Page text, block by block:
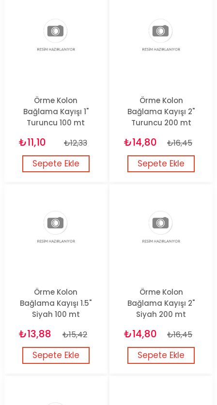
Örme Kolon
Bağlama Kayışı 1"
Turuncu 100 mt
₺11,10 ₺12,33
Sepete Ekle
Örme Kolon
Bağlama Kayışı 2"
Turuncu 200 mt
₺14,80 ₺16,45
Sepete Ekle
Örme Kolon
Bağlama Kayışı 1.5"
Siyah 100 mt
₺13,88 ₺15,42
Sepete Ekle
Örme Kolon
Bağlama Kayışı 2"
Siyah 200 mt
₺14,80 ₺16,45
Sepete Ekle